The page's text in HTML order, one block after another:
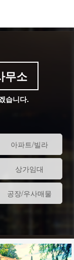
무소
습니다.
아파트/빌라
상가임대
공장/우사매물